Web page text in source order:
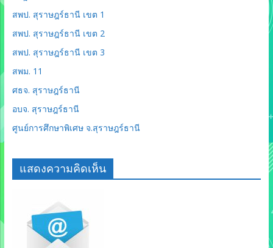
สพป. สุราษฎร์ธานี เขต 1
สพป. สุราษฎร์ธานี เขต 2
สพป. สุราษฎร์ธานี เขต 3
สพม. 11
ศธจ. สุราษฎร์ธานี
อบจ. สุราษฎร์ธานี
ศูนย์การศึกษาพิเศษ จ.สุราษฎร์ธานี
แสดงความคิดเห็น